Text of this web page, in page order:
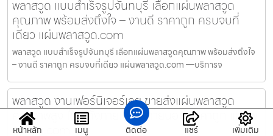
พลาสวูด แบบสำเร็จรูปจันทบุรี เลือกแผ่นพลาสวูด
คุณภาพ พร้อมส่งถึงใจ – งานดี ราคาถูก ครบจบที่
เดียว แผ่นพลาสวูด.com
พลาสวูด แบบสำเร็จรูปจันทบุรี เลือกแผ่นพลาสวูดคุณภาพ พร้อมส่งถึงใจ
– งานดี ราคาถูก ครบจบที่เดียว แผ่นพลาสวูด.com —บริการจ
พลาสวูด งานเฟอร์นิเจอร์เลย ขายส่งแผ่นพลาสวูด
คุณภาพสูง ใช้ได้ทั้งภายในและภายนอก ราคาถูก แผ่นพ
ลาสวูด.com
หน้าหลัก เมนู ติดต่อ แชร์ เพิ่มเติม